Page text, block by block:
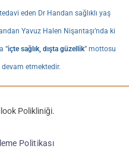
eden Dr Handan sağlıklı yaş
Yavuz Halen Nişantaşı’nda ki
“içte sağlık, dışta güzellik” mottosu
etmektedir.
Polikliniği.
Politikası